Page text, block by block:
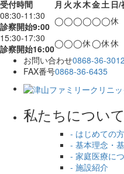
受付時間
月 火水木金土 日/
08:30-11:30
診察開始9:00 ◯◯◯◯◯◯休
15:30-17:30
診察開始16:00◯◯◯休◯休休
お問い合わせ0868-36-3012
FAX番号0868-36-6435
私たちについて
- はじめての
- 基本理念・
- 家庭医療に
- 施設紹介